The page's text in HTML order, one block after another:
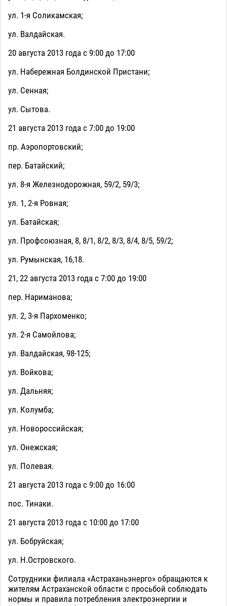
ул. 1-я Соликамская;
ул. Валдайская.
20 августа 2013 года с 9:00 до 17:00
ул. Набережная Болдинской Пристани;
ул. Сенная;
ул. Сытова.
21 августа 2013 года с 7:00 до 19:00
пр. Аэропортовский;
пер. Батайский;
ул. 8-я Железнодорожная, 59/2, 59/3;
ул. 1, 2-я Ровная;
ул. Батайская;
ул. Профсоюзная, 8, 8/1, 8/2, 8/3, 8/4, 8/5, 59/2;
ул. Румынская, 16,18.
21, 22 августа 2013 года с 7:00 до 19:00
пер. Нариманова;
ул. 2, 3-я Пархоменко;
ул. 2-я Самойлова;
ул. Валдайская, 98-125;
ул. Войкова;
ул. Дальняя;
ул. Колумба;
ул. Новороссийская;
ул. Онежская;
ул. Полевая.
21 августа 2013 года с 9:00 до 16:00
пос. Тинаки.
21 августа 2013 года с 10:00 до 17:00
ул. Бобруйская;
ул. Н.Островского.
Сотрудники филиала «Астраханьэнерго» обращаются к
жителям Астраханской области с просьбой соблюдать
нормы и правила потребления электроэнергии и